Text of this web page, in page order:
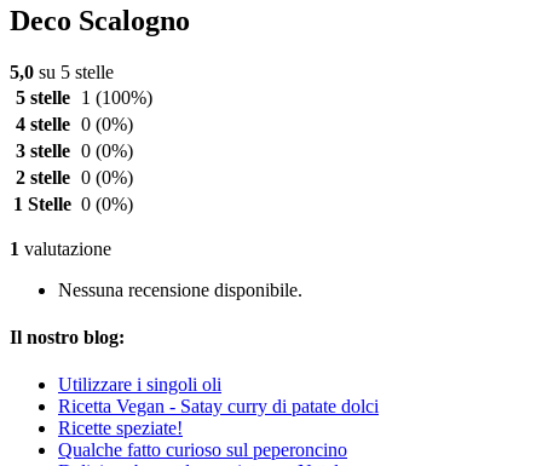
Deco Scalogno
5,0 su 5 stelle
5 stelle
1 (100%)
4 stelle 0 (0%)
3 stelle 0 (0%)
2 stelle 0 (0%)
1 Stelle 0 (0%)
1 valutazione
Nessuna recensione disponibile.
Il nostro blog:
Utilizzare i singoli oli
Ricetta Vegan - Satay curry di patate dolci
Ricette speziate!
Qualche fatto curioso sul peperoncino